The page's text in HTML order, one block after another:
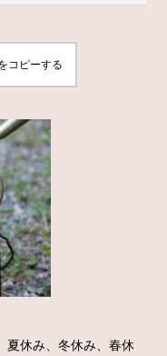
コピーする
夏休み、冬休み、春休